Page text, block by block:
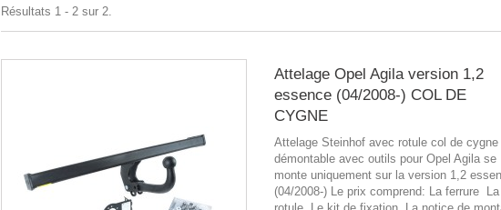
Résultats 1 - 2 sur 2.
Attelage Opel Agila version 1,2
essence (04/2008-) COL DE
CYGNE
Attelage Steinhof avec rotule col de cygne
démontable avec outils pour Opel Agila se
monte uniquement sur la version 1,2
(04/2008-) Le prix comprend: La ferrure La